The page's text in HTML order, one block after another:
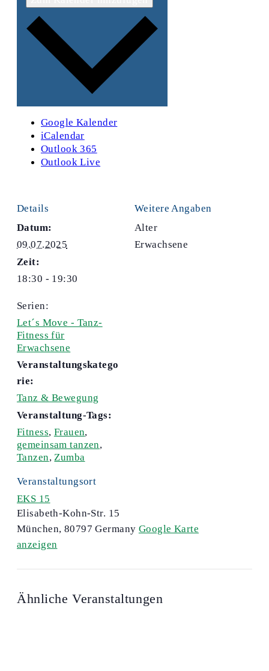
Google Kalender
iCalendar
Outlook 365
Outlook Live
Details
Datum:
09.07.2025
Zeit:
18:30 - 19:30
Serien:
Let´s Move - Tanz-
Fitness für
Erwachsene
Veranstaltungskatego
rie:
Tanz & Bewegung
Veranstaltung-Tags:
Fitness, Frauen,
gemeinsam tanzen,
Tanzen, Zumba
Veranstaltungsort
EKS 15
Elisabeth-Kohn-Str. 15
München, 80797 Germany Google Karte
anzeigen
Weitere Angaben
Alter
Erwachsene
Ähnliche Veranstaltungen